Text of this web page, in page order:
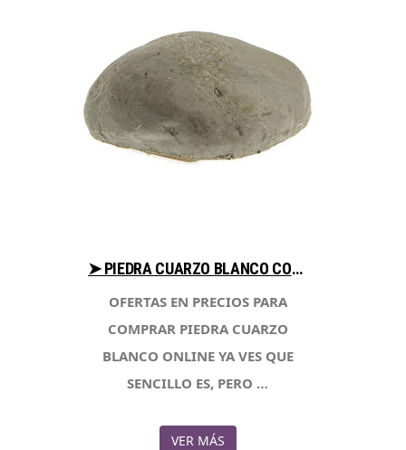
➤ PIEDRA CUARZO BLANCO COMPARA PRECIOS PARA COMPRAR CON LIBRERIAESOTERICA.NET
OFERTAS EN PRECIOS PARA
COMPRAR PIEDRA CUARZO
BLANCO ONLINE YA VES QUE
SENCILLO ES, PERO …
VER MÁS